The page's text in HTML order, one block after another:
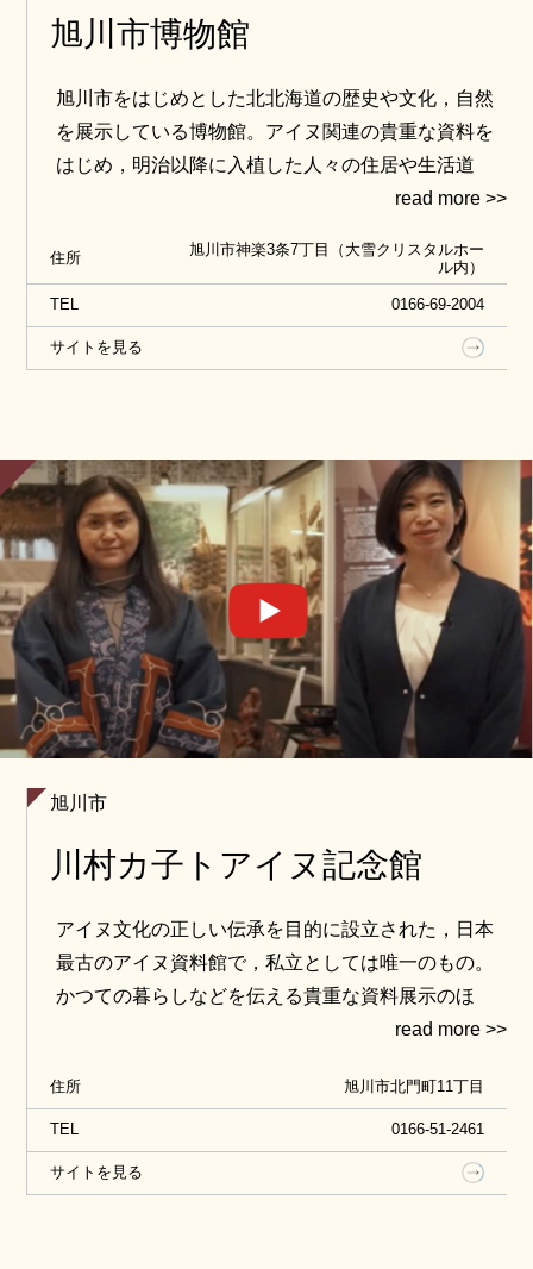
旭川市博物館
旭川市をはじめとした北北海道の歴史や文化，自然
を展示している博物館。アイヌ関連の貴重な資料を
はじめ，明治以降に入植した人々の住居や生活道
具，旭川の地形や生態系などを紹介しています
住所
旭川市神楽3条7丁目（大雪クリスタルホー
ル内）
TEL 0166-69-2004
サイトを見る
旭川市
川村カ子トアイヌ記念館
アイヌ文化の正しい伝承を目的に設立された，日本
最古のアイヌ資料館で，私立としては唯一のもの。
かつての暮らしなどを伝える貴重な資料展示のほ
か，楽器演奏や古式舞踊などの体験を行うことがで
住所 旭川市北門町11丁目
TEL 0166-51-2461
サイトを見る